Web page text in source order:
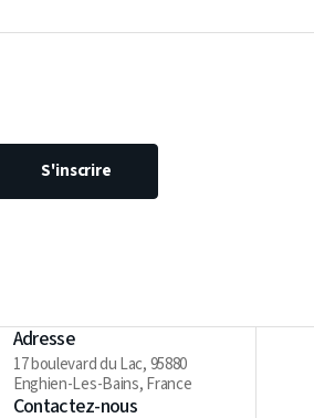
S'inscrire
Adresse
17 boulevard du Lac, 95880
Enghien-Les-Bains, France
Contactez-nous